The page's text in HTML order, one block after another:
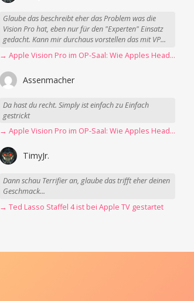
Glaube das beschreibt eher das Problem was die
Vision Pro hat, eben nur für den "Experten" Einsatz
gedacht. Kann mir durchaus vorstellen das mit VP...
→ Apple Vision Pro im OP-Saal: Wie Apples Headset Operationen beschleunigt
Assenmacher
Da hast du recht. Simply ist einfach zu Einfach
gestrickt
→ Apple Vision Pro im OP-Saal: Wie Apples Headset Operationen beschleunigt
TimyJr.
Dann schau Terrifier an, glaube das trifft eher deinen
Geschmack...
→ Ted Lasso Staffel 4 ist bei Apple TV gestartet